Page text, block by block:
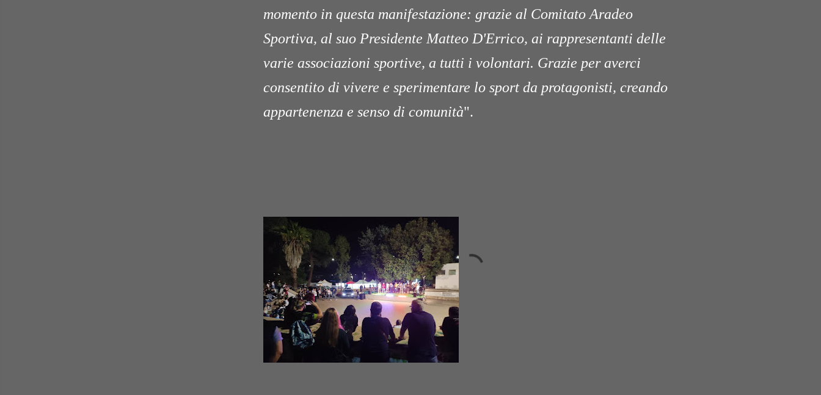
momento in questa manifestazione: grazie al Comitato Aradeo
Sportiva, al suo Presidente Matteo D'Errico, ai rappresentanti delle
varie associazioni sportive, a tutti i volontari. Grazie per averci
consentito di vivere e sperimentare lo sport da protagonisti, creando
appartenenza e senso di comunità".